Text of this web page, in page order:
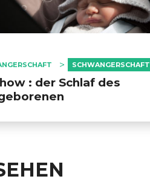
SCHWANGERSCHAFT
: der Schlaf des